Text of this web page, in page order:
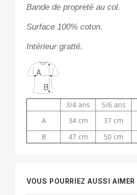
Bande de propreté au col.
Surface 100% coton.
Intérieur gratté.
3/4 ans 5/6 ans
A
34 cm 37 cm
B
47 cm 50 cm
VOUS POURRIEZ AUSSI AIMER